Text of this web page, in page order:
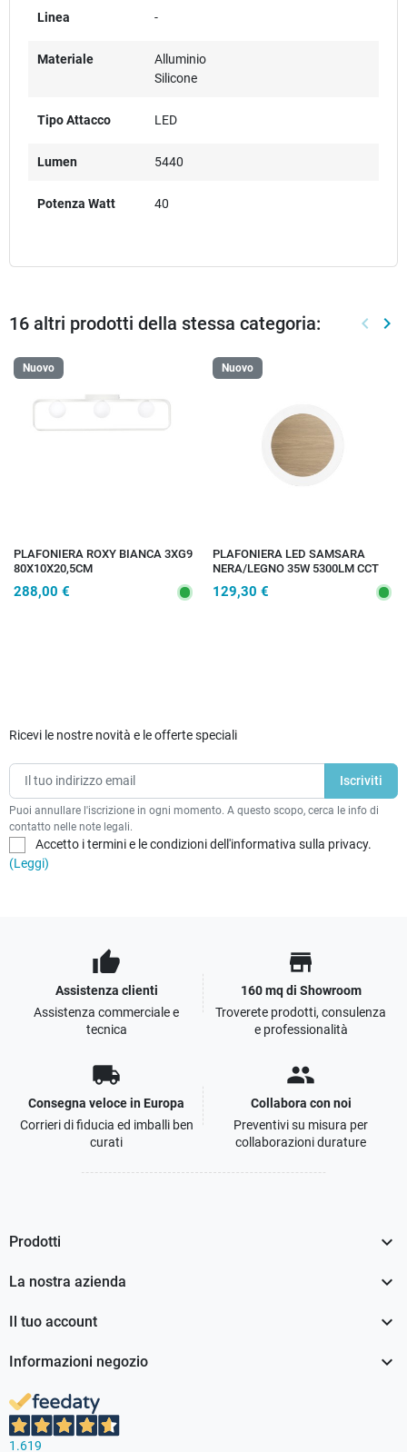
Linea -
Materiale
Alluminio
Silicone
Tipo Attacco LED
Lumen 5440
Potenza Watt 40
16 altri prodotti della stessa categoria: keyboard_arrow_left keyboard_arrow_right
Nuovo
PLAFONIERA ROXY BIANCA 3XG9
80X10X20,5CM
288,00 €
Nuovo
PLAFONIERA LED SAMSARA
NERA/LEGNO 35W 5300LM CCT
129,30 €
Ricevi le nostre novità e le offerte speciali
Puoi annullare l'iscrizione in ogni momento. A questo scopo, cerca le info di
contatto nelle note legali.
Accetto i termini e le condizioni dell'informativa sulla privacy.
(Leggi)
thumb_up
Assistenza clienti
Assistenza commerciale e
tecnica
store
160 mq di Showroom
Troverete prodotti, consulenza
e professionalità
local_shipping
Consegna veloce in Europa
Corrieri di fiducia ed imballi ben
curati
people
Collabora con noi
Preventivi su misura per
collaborazioni durature
Prodotti 
La nostra azienda 
Il tuo account 
Informazioni negozio 
1.619